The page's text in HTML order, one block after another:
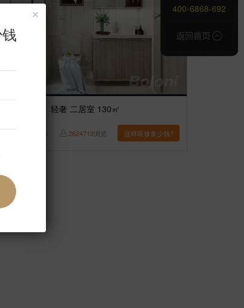
【朝庭公寓】轻奢 二居室 130㎡
2624719浏览 这样装修多少钱?
400-6868-692
×